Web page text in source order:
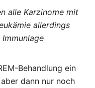
alle Karzinome mit
allerdings
Behandlung ein
dann nur noch